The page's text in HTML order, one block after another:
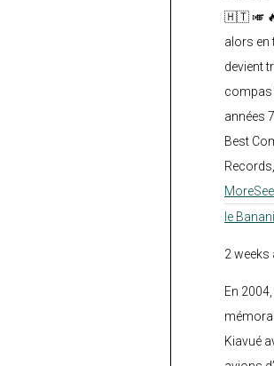
🇭🇹 🎺 🔥
alors en
devient
compas
années
Best
More
le
2 weeks
En
Kiavué